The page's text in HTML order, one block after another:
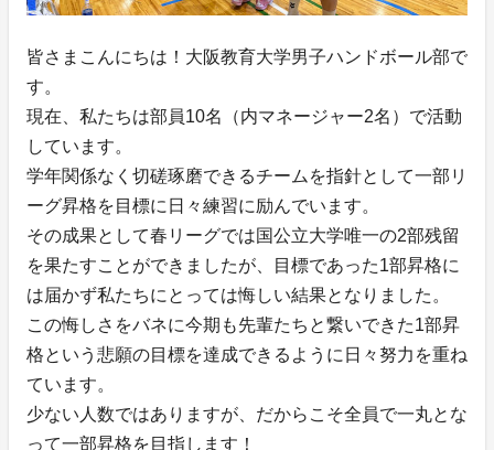
皆さまこんにちは！大阪教育大学男子ハンドボール部で
す。
現在、私たちは部員10名（内マネージャー2名）で活動
しています。
学年関係なく切磋琢磨できるチームを指針として一部リ
ーグ昇格を目標に日々練習に励んでいます。
その成果として春リーグでは国公立大学唯一の2部残留
を果たすことができましたが、目標であった1部昇格に
は届かず私たちにとっては悔しい結果となりました。
この悔しさをバネに今期も先輩たちと繋いできた1部昇
格という悲願の目標を達成できるように日々努力を重ね
ています。
少ない人数ではありますが、だからこそ全員で一丸とな
って一部昇格を目指します！